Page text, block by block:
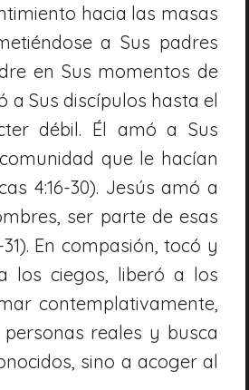
hacia las masas
a Sus padres
en Sus momentos de
a Sus discípulos hasta el
débil. Él amó a Sus
que le hacían
4:16-30). Jesús amó a
ser parte de esas
En compasión, tocó y
los ciegos, liberó a los
contemplativamente,
reales y busca
sino a acoger al